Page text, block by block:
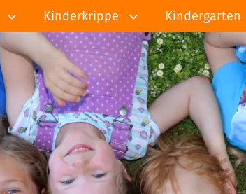
Kinderkrippe Kindergarten